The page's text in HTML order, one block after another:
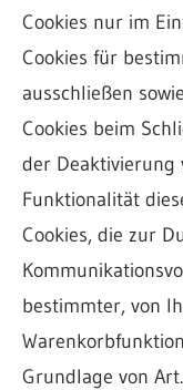
Cookies nur im
Cookies für
ausschließen
Cookies beim
der Deaktivierung
Funktionalität
Cookies, die zur
bestimmter, von
Grundlage von